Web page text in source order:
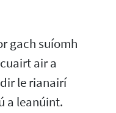
gach suíomh
air a
le rianairí
a leanúint.